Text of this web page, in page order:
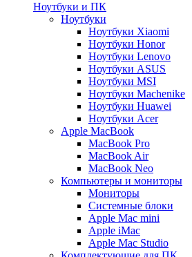
Ноутбуки и ПК
Ноутбуки
Ноутбуки Xiaomi
Ноутбуки Honor
Ноутбуки Lenovo
Ноутбуки ASUS
Ноутбуки MSI
Ноутбуки Machenike
Ноутбуки Huawei
Ноутбуки Acer
Apple MacBook
MacBook Pro
MacBook Air
MacBook Neo
Компьютеры и мониторы
Мониторы
Системные блоки
Apple Mac mini
Apple iMac
Apple Mac Studio